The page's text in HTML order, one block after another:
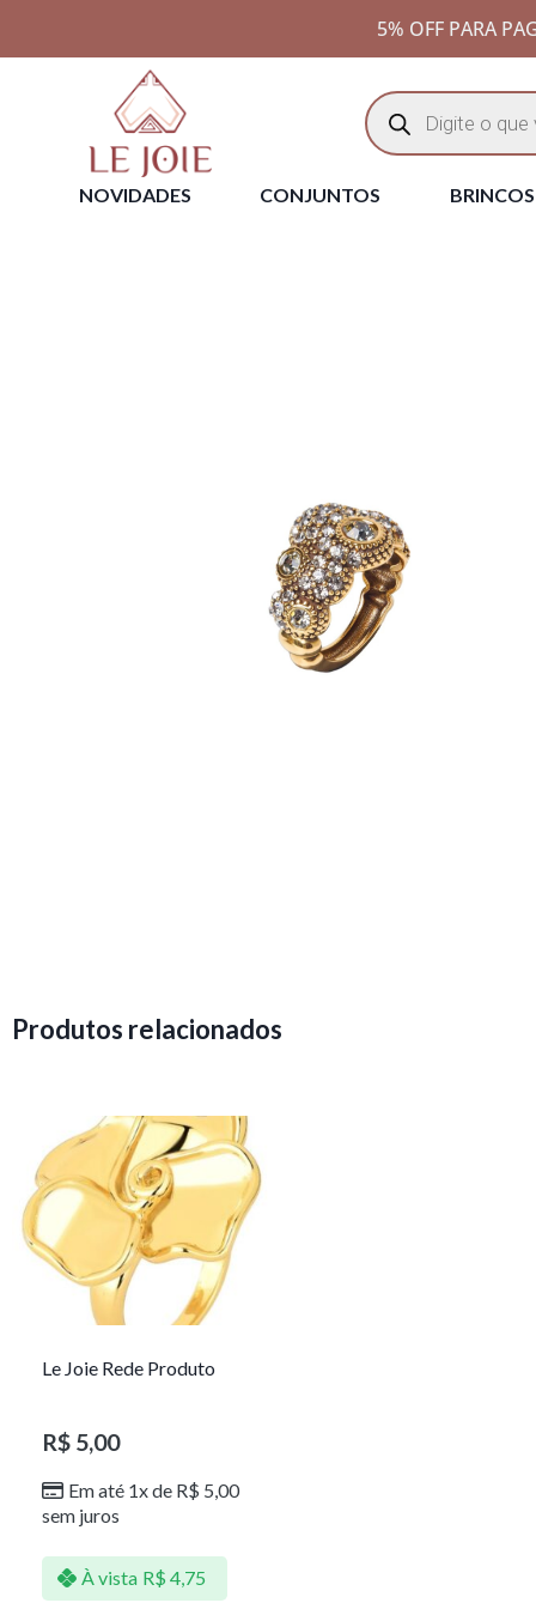
5% OFF PARA
NOVIDADES CONJUNTOS BRINCOS
Produtos relacionados
Le Joie Rede Produto
R$5,00
Em até 1x de R$ 5,00
sem juros
À vista R$ 4,75